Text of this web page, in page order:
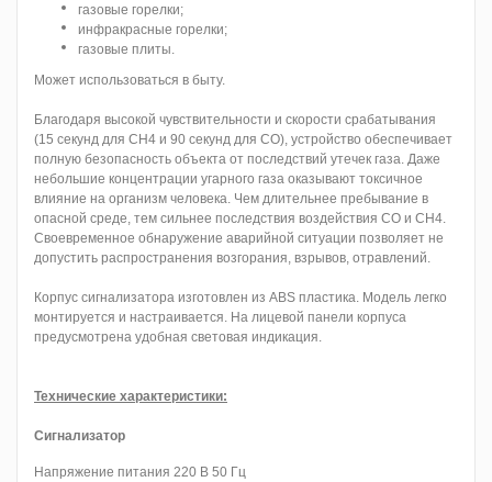
газовые горелки;
инфракрасные горелки;
газовые плиты.
Может использоваться в быту.
Благодаря высокой чувствительности и скорости срабатывания
(15 секунд для СН4 и 90 секунд для СО), устройство обеспечивает
полную безопасность объекта от последствий утечек газа. Даже
небольшие концентрации угарного газа оказывают токсичное
влияние на организм человека. Чем длительнее пребывание в
опасной среде, тем сильнее последствия воздействия СО и СН4.
Своевременное обнаружение аварийной ситуации позволяет не
допустить распространения возгорания, взрывов, отравлений.
Корпус сигнализатора изготовлен из ABS пластика. Модель легко
монтируется и настраивается. На лицевой панели корпуса
предусмотрена удобная световая индикация.
Технические характеристики:
Сигнализатор
Напряжение питания 220 В 50 Гц